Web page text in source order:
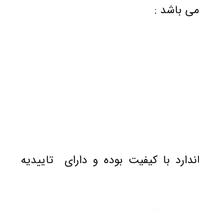
باشد :
با کیفیت بوده و دارای تاییدیه